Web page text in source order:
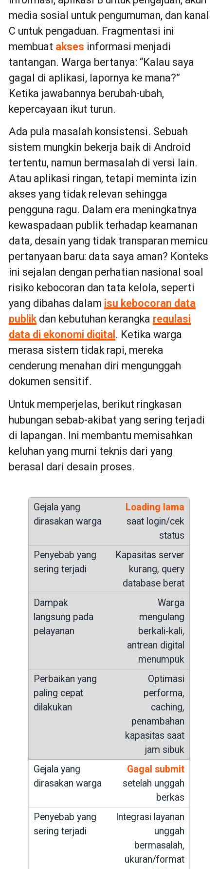
media sosial untuk pengumuman, dan kanal
C untuk pengaduan. Fragmentasi ini
membuat akses informasi menjadi
tantangan. Warga bertanya: “Kalau saya
gagal di aplikasi, lapornya ke mana?”
Ketika jawabannya berubah-ubah,
kepercayaan ikut turun.
Ada pula masalah konsistensi. Sebuah
sistem mungkin bekerja baik di Android
tertentu, namun bermasalah di versi lain.
Atau aplikasi ringan, tetapi meminta izin
akses yang tidak relevan sehingga
pengguna ragu. Dalam era meningkatnya
kewaspadaan publik terhadap keamanan
data, desain yang tidak transparan memicu
pertanyaan baru: data saya aman? Konteks
ini sejalan dengan perhatian nasional soal
risiko kebocoran dan tata kelola, seperti
yang dibahas dalam isu kebocoran data
publik dan kebutuhan kerangka regulasi
data di ekonomi digital . Ketika warga
merasa sistem tidak rapi, mereka
cenderung menahan diri mengunggah
dokumen sensitif.
Untuk memperjelas, berikut ringkasan
hubungan sebab-akibat yang sering terjadi
di lapangan. Ini membantu memisahkan
keluhan yang murni teknis dari yang
berasal dari desain proses.
Loading lama
saat login/cek
status
Kapasitas server
kurang, query
database berat
Warga
mengulang
berkali-kali,
antrean digital
menumpuk
Optimasi
performa,
caching,
penambahan
kapasitas saat
jam sibuk
Gagal submit
setelah unggah
berkas
Integrasi layanan
unggah
bermasalah,
ukuran/format